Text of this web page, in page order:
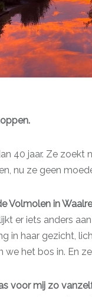
40 jaar. Ze
nu ze geen
Volmolen in
er iets anders
in haar gezicht,
het bos in. En
voor mij zo